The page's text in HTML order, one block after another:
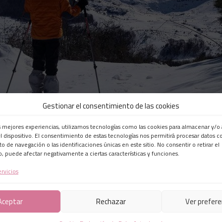
Gestionar el consentimiento de las cookies
mejores experiencias, utilizamos tecnologías como las cookies para almacenar y/o
dispositivo. El consentimiento de estas tecnologías nos permitirá procesar datos
de navegación o las identificaciones únicas en este sitio. No consentir o retirar el
puede afectar negativamente a ciertas características y funciones.
Rechazar Ver
0 0
Concurso fotográfico en Instagram
un montón de imágenes guardadas que nunca hemos visto,
a través de esta red social todo el potencial fotográfico que